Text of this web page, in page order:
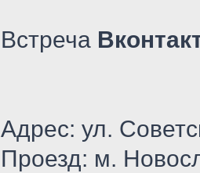
Встреча
Адрес: ул.
Проезд: м.